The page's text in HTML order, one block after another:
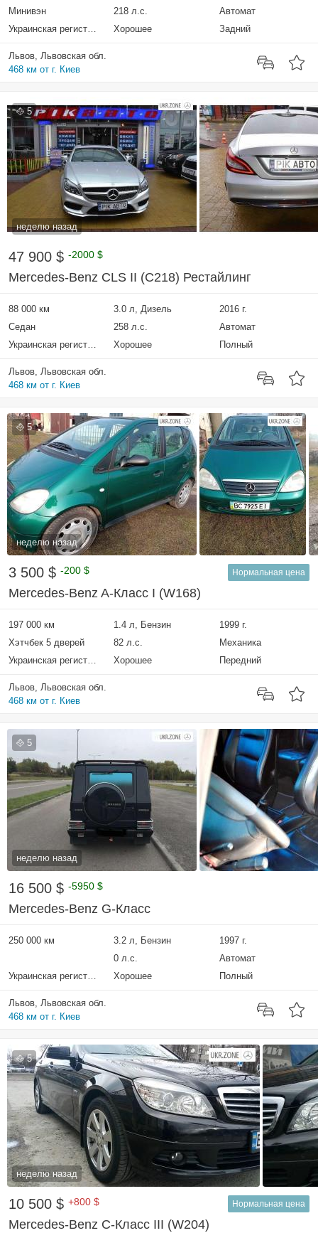
Минивэн
218 л.с.
Автомат
Украинская регистрация
Хорошее Задний
Львов, Львовская обл.
468 км от г. Киев
5
неделю назад
47 900 $ -2000 $
Mercedes-Benz CLS II (C218) Рестайлинг
88 000 км 3.0 л, Дизель
2016 г.
Седан
258 л.с.
Автомат
Украинская регистрация
Хорошее Полный
Львов, Львовская обл.
468 км от г. Киев
5
неделю назад
3 500 $ -200 $ Нормальная цена
Mercedes-Benz A-Класс I (W168)
197 000 км 1.4 л, Бензин
1999 г.
Хэтчбек 5 дверей
82 л.с.
Механика
Украинская регистрация
Хорошее Передний
Львов, Львовская обл.
468 км от г. Киев
5
неделю назад
16 500 $ -5950 $
Mercedes-Benz G-Класс
250 000 км 3.2 л, Бензин
1997 г.
0 л.с.
Автомат
Украинская регистрация
Хорошее Полный
Львов, Львовская обл.
468 км от г. Киев
5
неделю назад
10 500 $ +800 $ Нормальная цена
Mercedes-Benz C-Класс III (W204)